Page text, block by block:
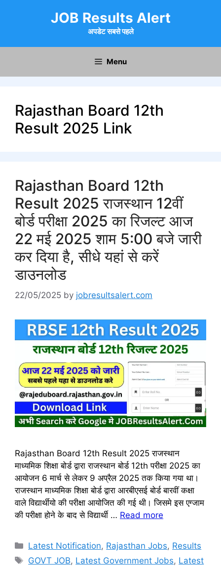
JOB Results Alert
अपडेट सबसे पहले
Menu
Rajasthan Board 12th
Result 2025 Link
Rajasthan Board 12th
Result 2025 राजस्थान 12वीं
बोर्ड परीक्षा 2025 का रिजल्ट आज
22 मई 2025 शाम 5:00 बजे जारी
कर दिया है, सीधे यहां से करें
डाउनलोड
22/05/2025 by jobresultsalert.com
Rajasthan Board 12th Result 2025 राजस्थान
माध्यमिक शिक्षा बोर्ड द्वारा राजस्थान बोर्ड 12th परीक्षा 2025 का
आयोजन 6 मार्च से लेकर 9 अप्रैल 2025 तक किया गया था।
राजस्थान माध्यमिक शिक्षा बोर्ड द्वारा आरबीएसई बोर्ड बारवीं कक्षा
वाले विद्यार्थीयो की परीक्षा आयोजित की गई थी। जिसमे इस एग्जाम
की परीक्षा होने के बाद से विद्यार्थी … Read more
Categories
Latest Notification, Rajasthan Jobs, Results
Tags
GOVT JOB, Latest Government Jobs, Latest